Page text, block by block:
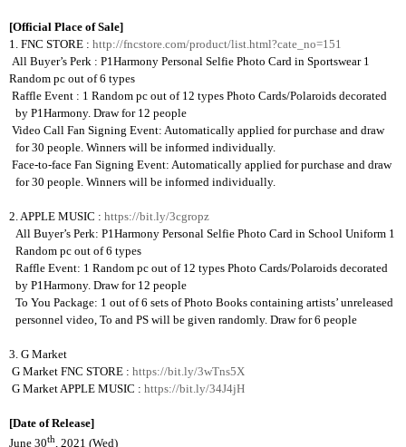
[Official Place of Sale]
1. FNC STORE : http://fncstore.com/product/list.html?cate_no=151
All Buyer’s Perk : P1Harmony Personal Selfie Photo Card in Sportswear 1
Random pc out of 6 types
Raffle Event : 1 Random pc out of 12 types Photo Cards/Polaroids decorated
by P1Harmony. Draw for 12 people
Video Call Fan Signing Event: Automatically applied for purchase and draw
for 30 people. Winners will be informed individually.
Face-to-face Fan Signing Event: Automatically applied for purchase and draw
for 30 people. Winners will be informed individually.
2. APPLE MUSIC : https://bit.ly/3cgropz
All Buyer’s Perk: P1Harmony Personal Selfie Photo Card in School Uniform 1
Random pc out of 6 types
Raffle Event: 1 Random pc out of 12 types Photo Cards/Polaroids decorated
by P1Harmony. Draw for 12 people
To You Package: 1 out of 6 sets of Photo Books containing artists’ unreleased
personnel video, To and PS will be given randomly. Draw for 6 people
3. G Market
G Market FNC STORE : https://bit.ly/3wTns5X
G Market APPLE MUSIC : https://bit.ly/34J4jH
[Date of Release]
June 30th, 2021 (Wed)